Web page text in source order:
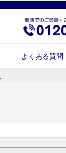
よくある質問